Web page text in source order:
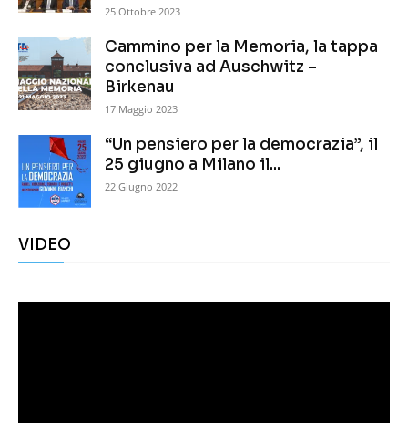
25 Ottobre 2023
Cammino per la Memoria, la tappa
conclusiva ad Auschwitz –
Birkenau
17 Maggio 2023
“Un pensiero per la democrazia”, il
25 giugno a Milano il...
22 Giugno 2022
VIDEO